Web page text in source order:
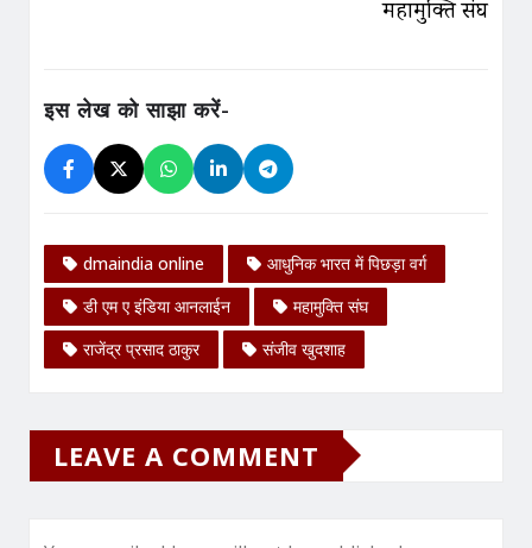
महामुक्ति संघ
इस लेख को साझा करें-
dmaindia online
आधुनिक भारत में पिछड़ा वर्ग
डी एम ए इंडिया आनलाईन
महामुक्ति संघ
राजेंद्र प्रसाद ठाकुर
संजीव खुदशाह
LEAVE A COMMENT